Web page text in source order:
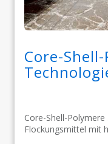
Core-
Core-Shell-
Flockungsmittel mit